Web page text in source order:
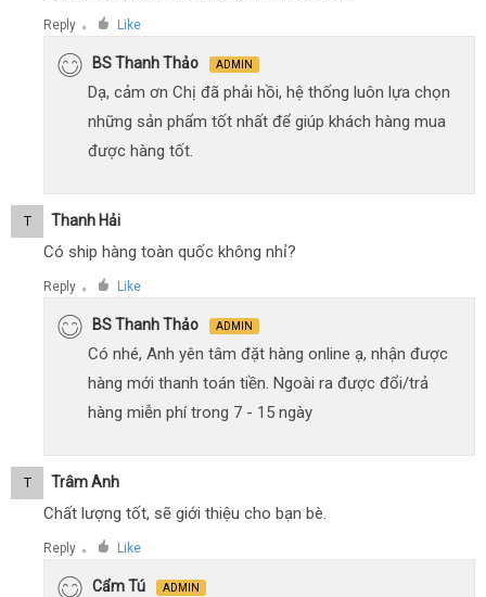
Reply ● Like
BS Thanh Thảo ADMIN
Dạ, cảm ơn Chị đã phải hồi, hệ thống luôn lựa chọn
những sản phẩm tốt nhất để giúp khách hàng mua
được hàng tốt.
T Thanh Hải
Có ship hàng toàn quốc không nhỉ?
Reply ● Like
BS Thanh Thảo ADMIN
Có nhé, Anh yên tâm đặt hàng online ạ, nhận được
hàng mới thanh toán tiền. Ngoài ra được đổi/trả
hàng miễn phí trong 7 - 15 ngày
T Trâm Anh
Chất lượng tốt, sẽ giới thiệu cho bạn bè.
Reply ● Like
Cẩm Tú ADMIN